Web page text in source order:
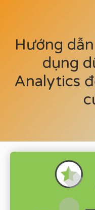
Hướng
dụng
Analytics